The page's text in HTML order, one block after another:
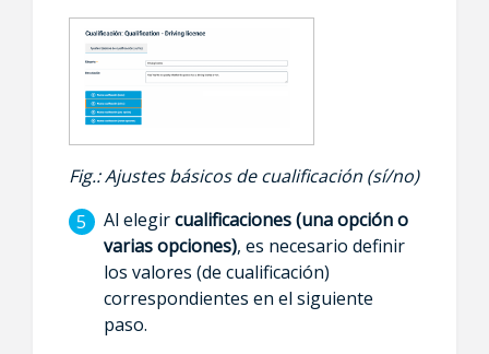
Fig.: Ajustes básicos de cualificación (sí/no)
Al elegircualificaciones (una opción o
varias opciones), es necesario definir
los valores (de cualificación)
correspondientes en el siguiente
paso.